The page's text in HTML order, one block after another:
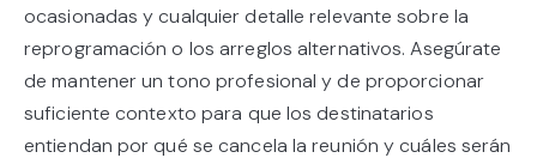
ocasionadas y cualquier detalle relevante sobre la
reprogramación o los arreglos alternativos. Asegúrate
de mantener un tono profesional y de proporcionar
suficiente contexto para que los destinatarios
entiendan por qué se cancela la reunión y cuáles serán